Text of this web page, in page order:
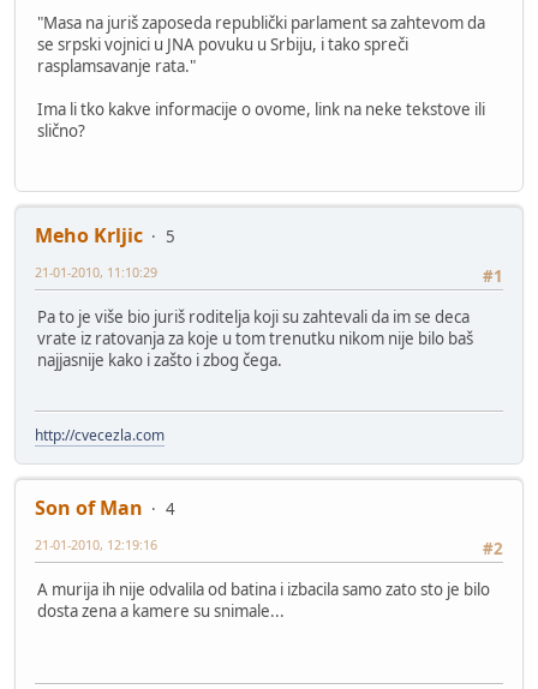
"Masa na juriš zaposeda republički parlament sa zahtevom da
se srpski vojnici u JNA povuku u Srbiju, i tako spreči
rasplamsavanje rata."
Ima li tko kakve informacije o ovome, link na neke tekstove ili
slično?
Meho Krljic
5
#1
21-01-2010, 11:10:29
Pa to je više bio juriš roditelja koji su zahtevali da im se deca
vrate iz ratovanja za koje u tom trenutku nikom nije bilo baš
najjasnije kako i zašto i zbog čega.
http://cvecezla.com
Son of Man
4
#2
21-01-2010, 12:19:16
A murija ih nije odvalila od batina i izbacila samo zato sto je bilo
dosta zena a kamere su snimale...